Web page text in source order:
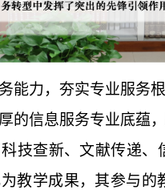
能力，夯实专业服务
的信息服务专业底蕴
技查新、文献传递
教学成果，其参与